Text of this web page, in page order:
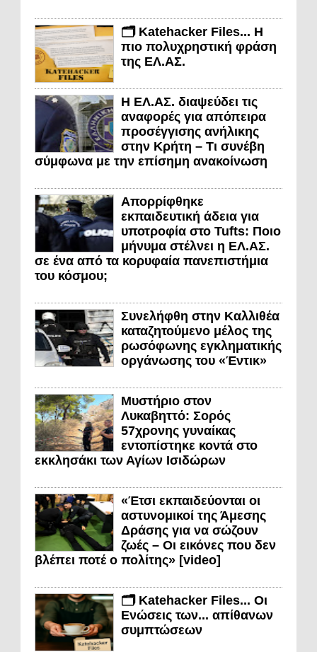
🗂️ Katehacker Files... Η
πιο πολυχρηστική φράση
της ΕΛ.ΑΣ.
Η ΕΛ.ΑΣ. διαψεύδει τις
αναφορές για απόπειρα
προσέγγισης ανήλικης
στην Κρήτη – Τι συνέβη
σύμφωνα με την επίσημη ανακοίνωση
Απορρίφθηκε
εκπαιδευτική άδεια για
υποτροφία στο Tufts: Ποιο
μήνυμα στέλνει η ΕΛ.ΑΣ.
σε ένα από τα κορυφαία πανεπιστήμια
του κόσμου;
Συνελήφθη στην Καλλιθέα
καταζητούμενο μέλος της
ρωσόφωνης εγκληματικής
οργάνωσης του «Έντικ»
Μυστήριο στον
Λυκαβηττό: Σορός
57χρονης γυναίκας
εντοπίστηκε κοντά στο
εκκλησάκι των Αγίων Ισιδώρων
«Έτσι εκπαιδεύονται οι
αστυνομικοί της Άμεσης
Δράσης για να σώζουν
ζωές – Οι εικόνες που δεν
βλέπει ποτέ ο πολίτης» [video]
🗂️ Katehacker Files... Οι
Ενώσεις των... απίθανων
συμπτώσεων